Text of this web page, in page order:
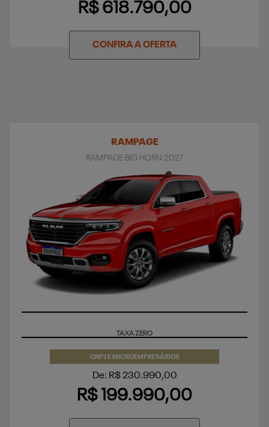
R$ 618.790,00
CONFIRA A OFERTA
RAMPAGE
RAMPAGE BIG HORN 2027
CNPJ E MICROEMPRESÁRIOS
De: R$ 230.990,00
R$ 199.990,00